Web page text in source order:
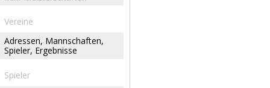
Vereine
Adressen, Mannschaften,
Spieler, Ergebnisse
Spieler